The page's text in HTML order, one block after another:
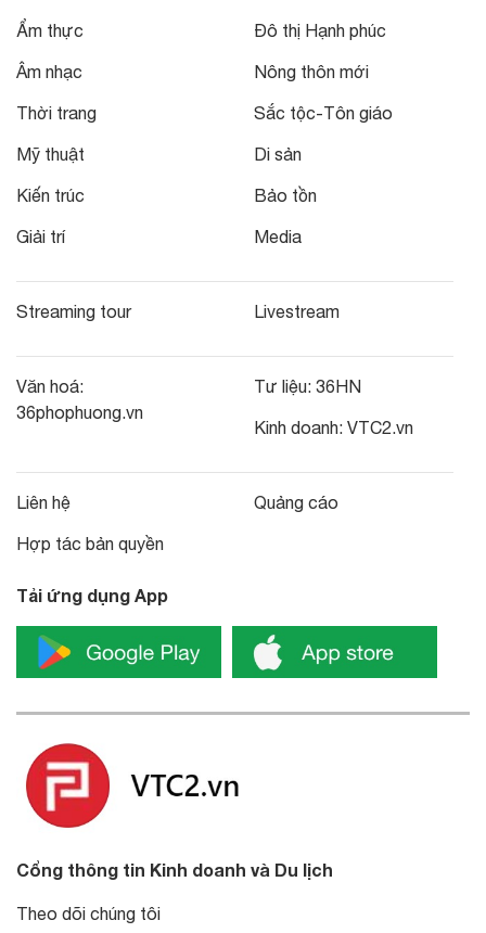
Ẩm thực
Âm nhạc
Thời trang
Mỹ thuật
Kiến trúc
Giải trí
Đô thị Hạnh phúc
Nông thôn mới
Sắc tộc-Tôn giáo
Di sản
Bảo tồn
Media
Streaming tour Livestream
Văn hoá:
36phophuong.vn
Tư liệu: 36HN
Kinh doanh: VTC2.vn
Liên hệ
Hợp tác bản quyền
Quảng cáo
Tải ứng dụng App
Cổng thông tin Kinh doanh và Du lịch
Theo dõi chúng tôi